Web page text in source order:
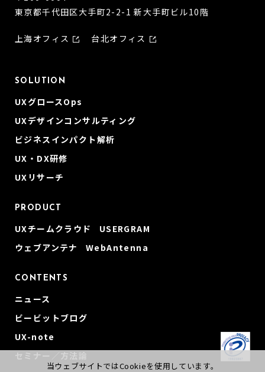
東京都千代田区大手町2-2-1 新大手町ビル10階
上海オフィス 台北オフィス
SOLUTION
UXグロースOps
UXデザインコンサルティング
ビジネスインパクト解析
UX・DX研修
UXリサーチ
PRODUCT
UXチームクラウド USERGRAM
ウェブアンテナ WebAntenna
CONTENTS
ニュース
ビービットブログ
UX-note
セミナー／方法論
当ウェブサイトではCookieを使用しています。